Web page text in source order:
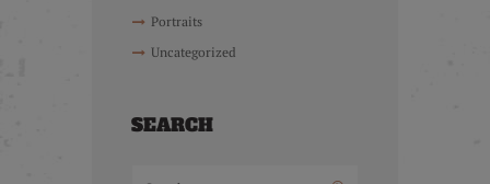
Portraits
Uncategorized
SEARCH